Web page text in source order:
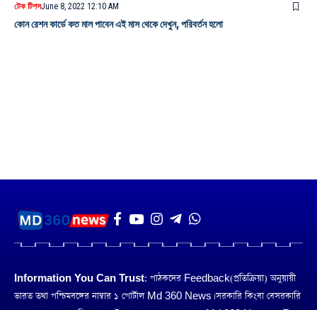
টেক টিপসJune 8, 2022 12:10 AM
কোন রেশন কার্ডে কত মাল পাবেন এই মাস থেকে দেখুন, পরিবর্তন হলো
Information You Can Trust: পাঠকদের Feedback(প্রতিক্রিয়া) অনুয়ায়ী
ভারত তথা পশ্চিমবঙ্গের নাম্বার ১ পোর্টাল Md 360 News। সরকারি কিংবা বেসরকারি